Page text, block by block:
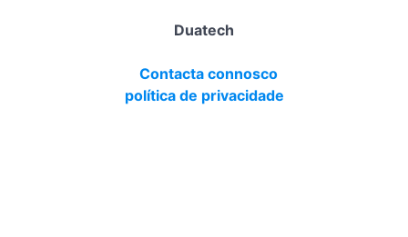
Duatech
Contacta connosco
política de privacidade